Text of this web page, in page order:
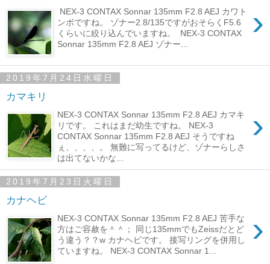
›
NEX-3 CONTAX Sonnar 135mm F2.8 AEJ カワト
ンボですね。 ゾナー2.8/135ですがおそらくF5.6
くらいに絞り込んでいますね。 NEX-3 CONTAX
Sonnar 135mm F2.8 AEJ ゾナー...
2019年7月24日水曜日
カマキリ
›
NEX-3 CONTAX Sonnar 135mm F2.8 AEJ カマキ
リです。 これはまだ幼生ですね。 NEX-3
CONTAX Sonnar 135mm F2.8 AEJ そうですね
ぇ、、、、。 無難に写ってるけど、ゾナーらしさ
は出てないかな...
2019年7月23日火曜日
カナヘビ
›
NEX-3 CONTAX Sonnar 135mm F2.8 AEJ 苦手な
方はご容赦を＾＾； 同じ135mmでもZeissだとど
う違う？？w カナヘビです。 接写リングを併用し
ていますね。 NEX-3 CONTAX Sonnar 1...